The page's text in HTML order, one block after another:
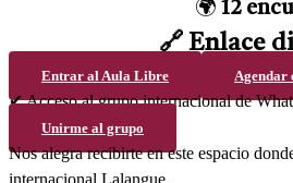
🌍 12
🔗 Enlace
Entrar al Aula Libre Agendar
✔Acceso al grupo internacional de
Unirme al grupo
Nos alegra recibirte en este espacio